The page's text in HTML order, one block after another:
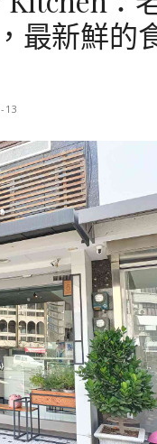
最新鮮的
13